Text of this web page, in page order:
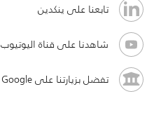
تابعنا على ينكدين
شاهدنا على قناة اليوتيوب
تفضل بزيارتنا على Google للفنون والثقافة